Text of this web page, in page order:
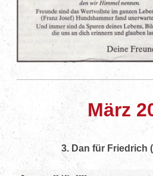
März
3. Dan für Friedrich